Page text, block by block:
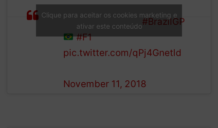
LAP
43/71
in the process! Verstappen
drops to second… #BrazilGP
#F1
pic.twitter.com/qPj4Gnetld
November 11, 2018
Clique para aceitar os cookies marketing e
ativar este conteúdo